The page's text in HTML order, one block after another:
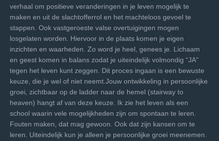
verhaal om positieve veranderingen in je leven mogelijk te
maken en uit de slachtofferrol en het machteloos gevoel te
stappen. Ook vastgeroeste valse overtuigingen mogen
losgelaten worden. Hiervoor in de plaats komen je eigen
inzichten en waarheden. Zo word je heel, genees je. Lichaam
en geest komen in balans zodat je uiteindelijk volmondig “JA”
tegen het leven kunt zeggen. Dit proces ingaan is een bewuste
keuze, die je wel of niet neemt. Jouw ontwikkeling in persoonlijke
groei, zichtbaar op de ladder naar de hemel (stairway to
heaven) hangt af van deze keuze. Ik zie het leven als een
school waarin vele mogelijkheden zijn om spontaan te leren.
Fouten maken, dat mag gewoon. Ook dat zijn kansen om te
leren. Uiteindelijk kun je alleen je persoonlijke groei meenemen.